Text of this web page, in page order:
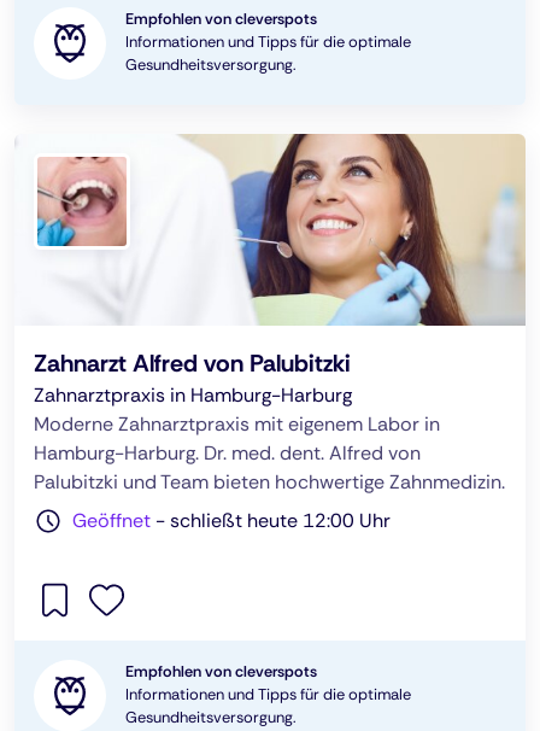
Empfohlen von cleverspots
Informationen und Tipps für die optimale
Gesundheitsversorgung.
Zahnarzt Alfred von Palubitzki
Zahnarztpraxis in Hamburg-Harburg
Moderne Zahnarztpraxis mit eigenem Labor in
Hamburg-Harburg. Dr. med. dent. Alfred von
Palubitzki und Team bieten hochwertige Zahnmedizin.
Geöffnet -schließt heute 12:00 Uhr
Empfohlen von cleverspots
Informationen und Tipps für die optimale
Gesundheitsversorgung.